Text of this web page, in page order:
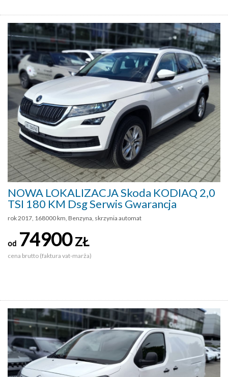
NOWA LOKALIZACJA Skoda KODIAQ 2,0
TSI 180 KM Dsg Serwis Gwarancja
rok 2017, 168000 km, Benzyna, skrzynia automat
od 74900ZŁ
cena brutto (faktura vat-marża)